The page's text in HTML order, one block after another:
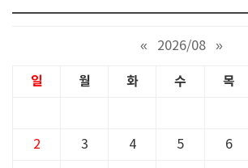
« 2026/08 »
일 월 화 수 목
2 3 4 5 6